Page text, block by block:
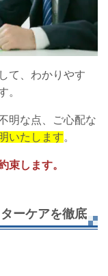
て、わかりやす
。
明な点、ご心配な
いたします。
束します。
ーケアを徹底